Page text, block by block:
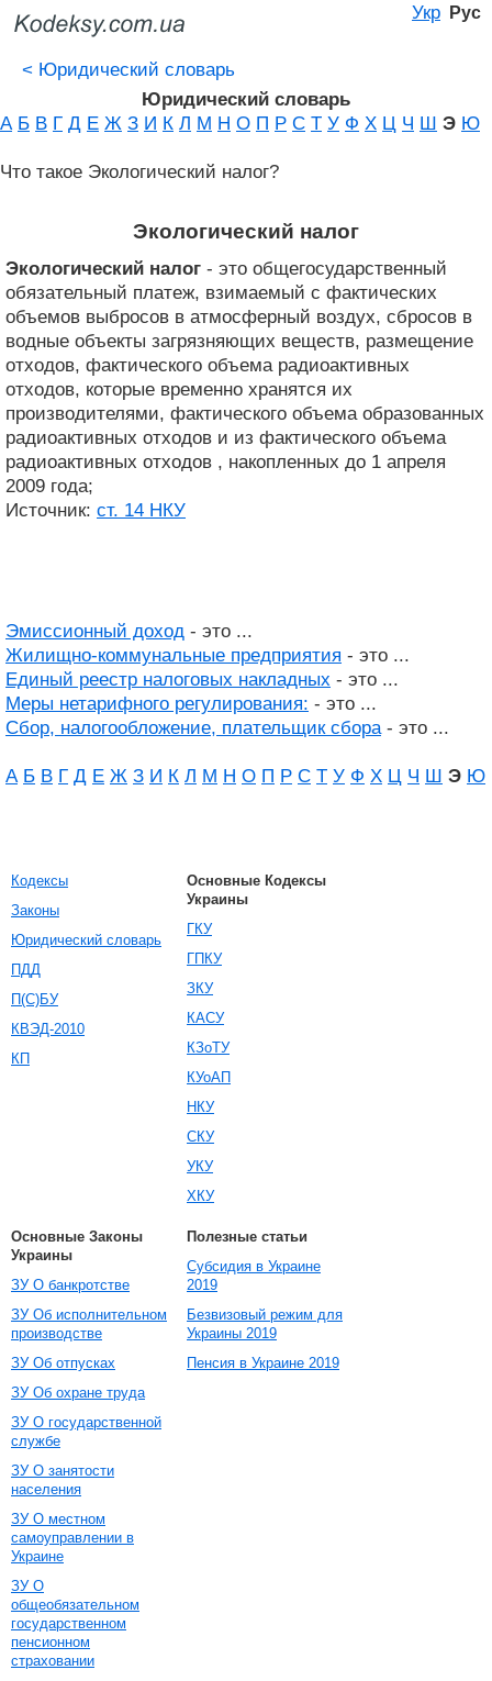
Укр Рус
< Юридический словарь
Юридический словарь
А Б В Г Д Е Ж З И К Л М Н О П Р С Т У Ф Х Ц Ч Ш Э Ю
Что такое Экологический налог?
Экологический налог
Экологический налог - это общегосударственный
обязательный платеж, взимаемый с фактических
объемов выбросов в атмосферный воздух, сбросов в
водные объекты загрязняющих веществ, размещение
отходов, фактического объема радиоактивных
отходов, которые временно хранятся их
производителями, фактического объема образованных
радиоактивных отходов и из фактического объема
радиоактивных отходов , накопленных до 1 апреля
2009 года;
Источник: ст. 14 НКУ
Эмиссионный доход - это ...
Жилищно-коммунальные предприятия - это ...
Единый реестр налоговых накладных - это ...
Меры нетарифного регулирования: - это ...
Сбор, налогообложение, плательщик сбора- это ...
А Б В Г Д Е Ж З И К Л М Н О П Р С Т У Ф Х Ц Ч Ш Э Ю
Кодексы
Законы
Юридический словарь
ПДД
П(С)БУ
КВЭД-2010
КП
Основные Кодексы
Украины
ГКУ
ГПКУ
ЗКУ
КАСУ
КЗоТУ
КУоАП
НКУ
СКУ
УКУ
ХКУ
Основные Законы
Украины
ЗУ О банкротстве
ЗУ Об исполнительном
производстве
ЗУ Об отпусках
ЗУ Об охране труда
ЗУ О государственной
службе
ЗУ О занятости
населения
ЗУ О местном
самоуправлении в
Украине
ЗУ О
общеобязательном
государственном
пенсионном
страховании
Полезные статьи
Субсидия в Украине
2019
Безвизовый режим для
Украины 2019
Пенсия в Украине 2019